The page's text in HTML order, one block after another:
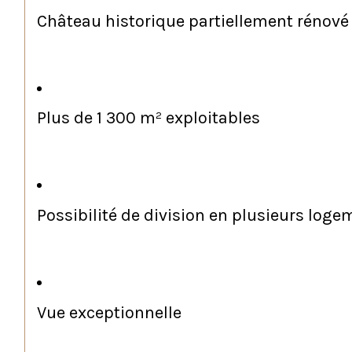
Château historique partiellement rénové
Plus de 1 300 m² exploitables
Possibilité de division en plusieurs
Vue exceptionnelle